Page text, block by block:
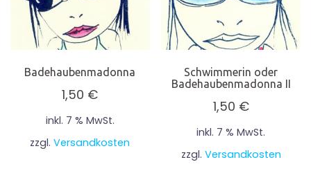
Badehaubenmadonna
1,50 €
inkl. 7 % MwSt.
zzgl.Versandkosten
Schwimmerin oder
Badehaubenmadonna II
1,50 €
inkl. 7 % MwSt.
zzgl. Versandkosten